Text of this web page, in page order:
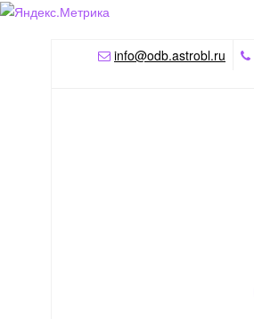
info@odb.astrobl.ru